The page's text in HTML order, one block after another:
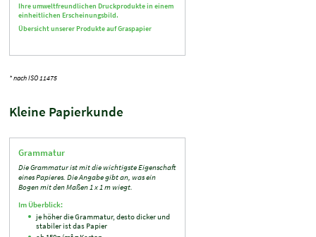
Ihre umweltfreundlichen Druckprodukte in einem
einheitlichen Erscheinungsbild.
Übersicht unserer Produkte aufGraspapier
* nach ISO 11475
Kleine Papierkunde
Grammatur
Die Grammatur ist mit die wichtigste Eigenschaft
eines Papieres. Die Angabe gibt an, was ein
Bogen mit den Maßen 1 x 1 m wiegt.
Im Überblick:
je höher die Grammatur, desto dicker und
stabiler ist das Papier